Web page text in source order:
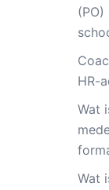
HR-
Wat
Wat